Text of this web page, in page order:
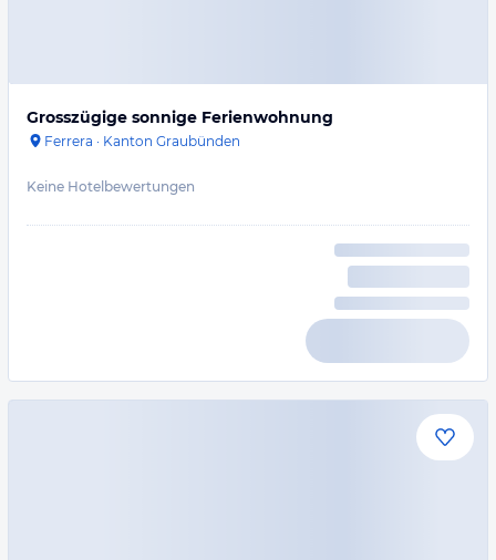
Grosszügige sonnige Ferienwohnung
Ferrera · Kanton Graubünden
Keine Hotelbewertungen